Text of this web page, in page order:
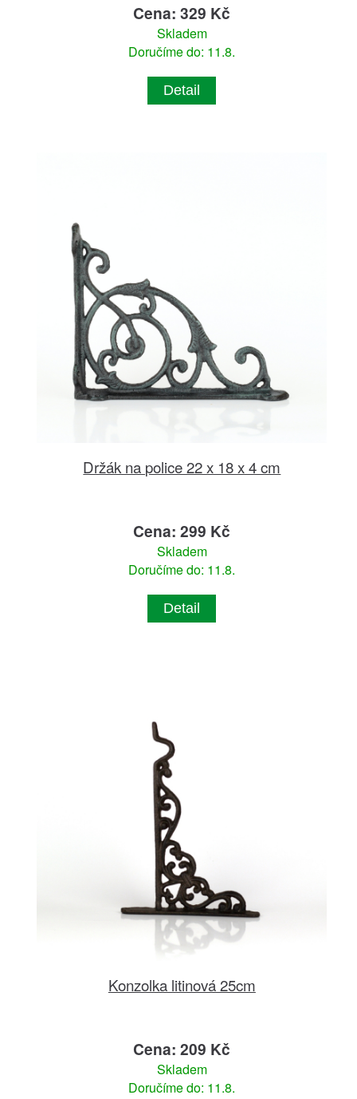
Cena: 329 Kč
Skladem
Doručíme do: 11.8.
Detail
Držák na police 22 x 18 x 4 cm
Cena: 299 Kč
Skladem
Doručíme do: 11.8.
Detail
Konzolka litinová 25cm
Cena: 209 Kč
Skladem
Doručíme do: 11.8.